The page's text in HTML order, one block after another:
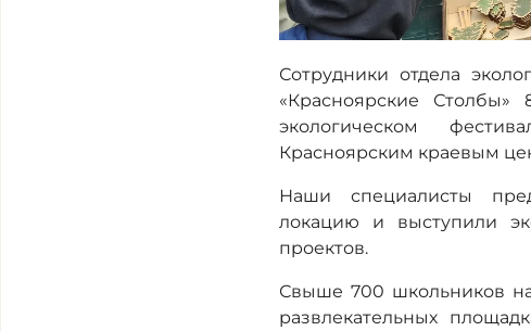
Сотрудники отдела
«Красноярские
экологическом
Красноярским краевым
Наши специалисты
локацию и выступили
проектов.
Свыше 700 школьников
развлекательных